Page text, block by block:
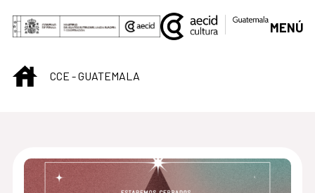
Saltar al contenido principal
MENÚ
INICIOCCE - GUATEMALA